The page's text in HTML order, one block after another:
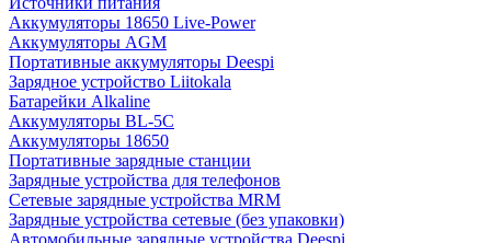
Аккумуляторы 18650 Live-Power
Аккумуляторы АGM
Портативные аккумуляторы Deespi
Зарядное устройство Liitokala
Батарейки Alkaline
Аккумуляторы BL-5C
Аккумуляторы 18650
Портативные зарядные станции
Зарядные устройства для телефонов
Сетевые зарядные устройства MRM
Зарядные устройства сетевые (без упаковки)
Автомобильные зарядные устройства Deespi